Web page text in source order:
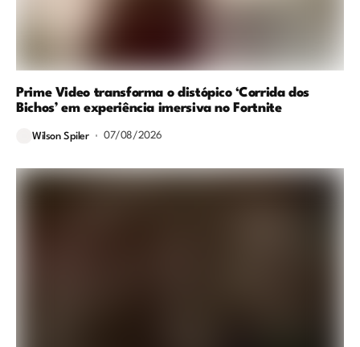
Prime Video transforma o distópico ‘Corrida dos
Bichos’ em experiência imersiva no Fortnite
Wilson Spiler 07/08/2026